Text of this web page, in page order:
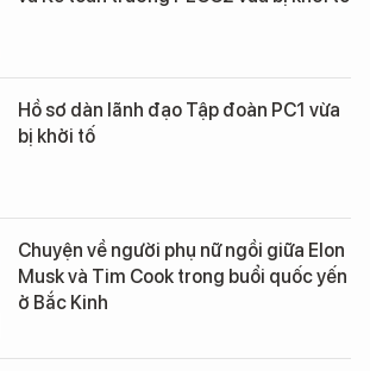
Hồ sơ dàn lãnh đạo Tập đoàn PC1 vừa
bị khởi tố
Chuyện về người phụ nữ ngồi giữa Elon
Musk và Tim Cook trong buổi quốc yến
ở Bắc Kinh